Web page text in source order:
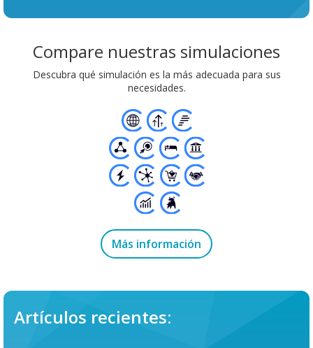
Compare nuestras simulaciones
Descubra qué simulación es la más adecuada para sus
necesidades.
Más información
Artículos recientes: